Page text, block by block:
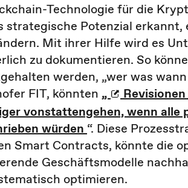
Technologie für die
strategische Potenzial
Mit ihrer Hilfe wird es
zu dokumentieren. So
werden, „wer was
FIT, könnten „
vonstattengehen, wenn alle
würden “. Diese
Smart Contracts, könnte die
Geschäftsmodelle
optimieren.